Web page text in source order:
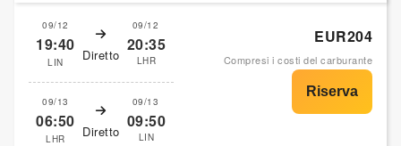
09/12
19:40
LIN Diretto
09/12
20:35
LHR
09/13
06:50
LHR Diretto
09/13
09:50
LIN
EUR204
Compresi i costi del carburante